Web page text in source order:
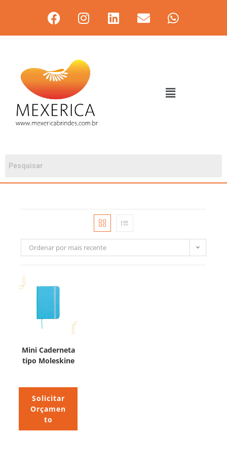
Ordenar por mais recente
Mini Caderneta
tipo Moleskine
Solicitar
Orçamen
to